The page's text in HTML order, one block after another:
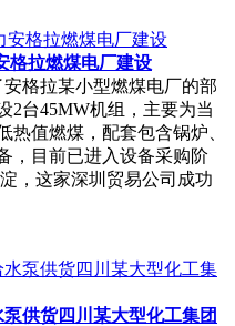
格拉燃煤电厂建设
格拉某小型燃煤电厂的部
2台45MW机组，主要为当
热值燃煤，配套包含锅炉、
，目前已进入设备采购阶
，这家深圳贸易公司成功
供货四川某大型化工集团